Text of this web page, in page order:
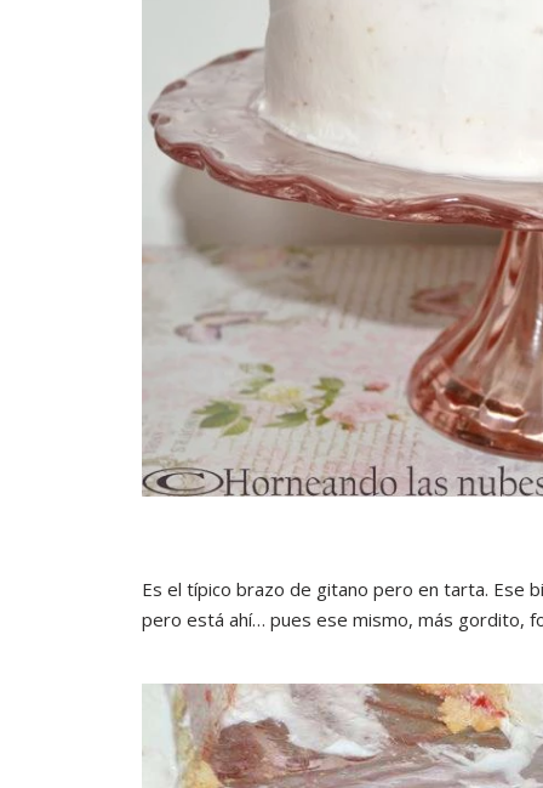
Es el típico brazo de gitano pero en tarta. Ese
pero está ahí… pues ese mismo, más gordito,